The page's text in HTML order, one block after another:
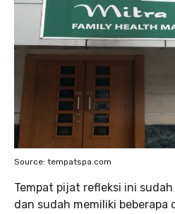
Source: tempatspa.com
Tempat pijat refleksi ini
dan sudah memiliki beberapa